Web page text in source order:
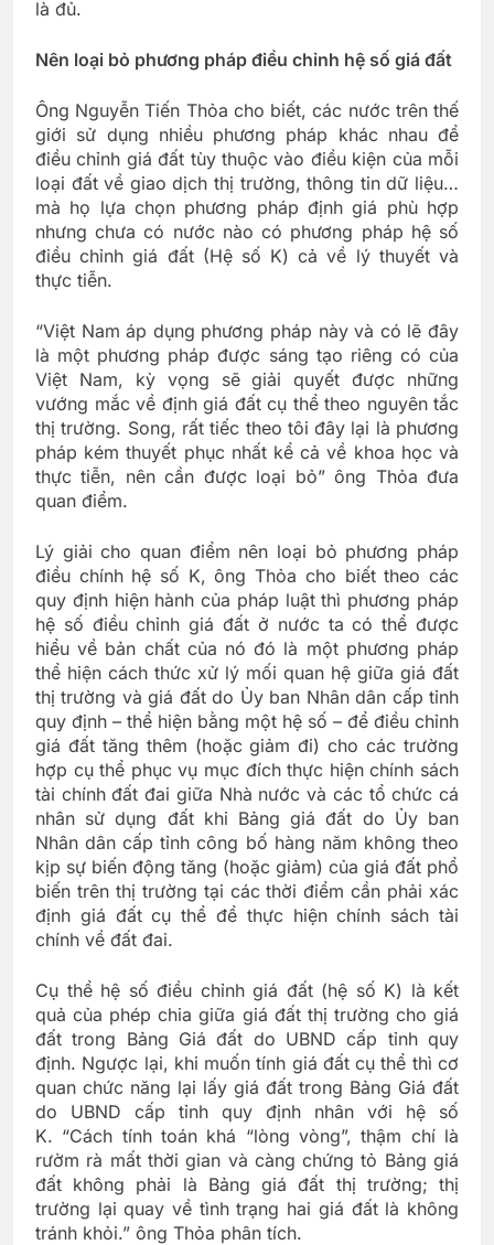
là đủ.
Nên loại bỏ phương pháp điều chỉnh hệ số giá đất
Ông Nguyễn Tiến Thỏa cho biết, các nước trên thế
giới sử dụng nhiều phương pháp khác nhau để
điều chỉnh giá đất tùy thuộc vào điều kiện của mỗi
loại đất về giao dịch thị trường, thông tin dữ liệu…
mà họ lựa chọn phương pháp định giá phù hợp
nhưng chưa có nước nào có phương pháp hệ số
điều chỉnh giá đất (Hệ số K) cả về lý thuyết và
thực tiễn.
“Việt Nam áp dụng phương pháp này và có lẽ đây
là một phương pháp được sáng tạo riêng có của
Việt Nam, kỳ vọng sẽ giải quyết được những
vướng mắc về định giá đất cụ thể theo nguyên tắc
thị trường. Song, rất tiếc theo tôi đây lại là phương
pháp kém thuyết phục nhất kể cả về khoa học và
thực tiễn, nên cần được loại bỏ” ông Thỏa đưa
quan điểm.
Lý giải cho quan điểm nên loại bỏ phương pháp
điều chính hệ số K, ông Thỏa cho biết theo các
quy định hiện hành của pháp luật thì phương pháp
hệ số điều chỉnh giá đất ở nước ta có thể được
hiểu về bản chất của nó đó là một phương pháp
thể hiện cách thức xử lý mối quan hệ giữa giá đất
thị trường và giá đất do Ủy ban Nhân dân cấp tỉnh
quy định – thể hiện bằng một hệ số – để điều chỉnh
giá đất tăng thêm (hoặc giảm đi) cho các trường
hợp cụ thể phục vụ mục đích thực hiện chính sách
tài chính đất đai giữa Nhà nước và các tổ chức cá
nhân sử dụng đất khi Bảng giá đất do Ủy ban
Nhân dân cấp tỉnh công bố hàng năm không theo
kịp sự biến động tăng (hoặc giảm) của giá đất phổ
biến trên thị trường tại các thời điểm cần phải xác
định giá đất cụ thể để thực hiện chính sách tài
chính về đất đai.
Cụ thể hệ số điều chỉnh giá đất (hệ số K) là kết
quả của phép chia giữa giá đất thị trường cho giá
đất trong Bảng Giá đất do UBND cấp tỉnh quy
định. Ngược lại, khi muốn tính giá đất cụ thể thì cơ
quan chức năng lại lấy giá đất trong Bảng Giá đất
do UBND cấp tỉnh quy định nhân với hệ số
K. “Cách tính toán khá “lòng vòng”, thậm chí là
rườm rà mất thời gian và càng chứng tỏ Bảng giá
đất không phải là Bảng giá đất thị trường; thị
trường lại quay về tình trạng hai giá đất là không
tránh khỏi.” ông Thỏa phân tích.